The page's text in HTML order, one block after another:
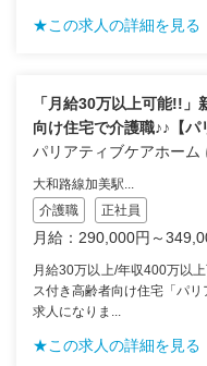
★この求人の詳細を見る
「月給30万以上可能!!
向け住宅で介護職♪♪【パ
パリアティブケアホーム
大和路線加美駅...
介護職
正社員
月給：290,000円～
月給30万以上/年収400万以
ス付き高齢者向け住宅「パ
求人になりま...
★この求人の詳細を見る